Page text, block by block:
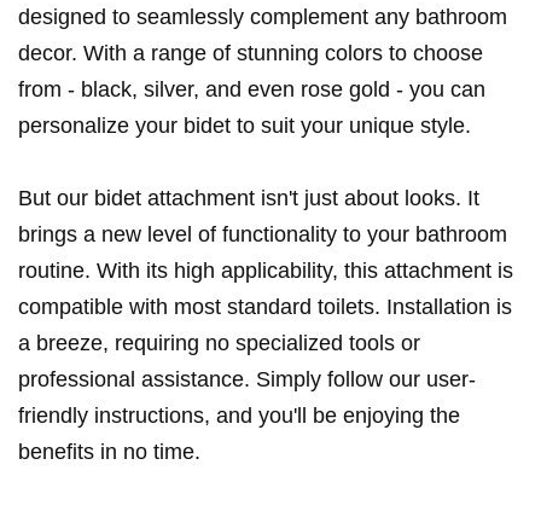
designed to seamlessly complement any bathroom
decor. With a range of stunning colors to choose
from - black, silver, and even rose gold - you can
personalize your bidet to suit your unique style.
But our bidet attachment isn't just about looks. It
brings a new level of functionality to your bathroom
routine. With its high applicability, this attachment is
compatible with most standard toilets. Installation is
a breeze, requiring no specialized tools or
professional assistance. Simply follow our user-
friendly instructions, and you'll be enjoying the
benefits in no time.